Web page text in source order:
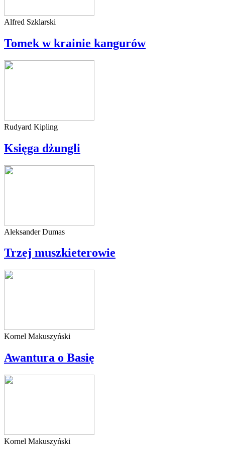
Alfred Szklarski
Tomek w krainie kangurów
Rudyard Kipling
Księga dżungli
Aleksander Dumas
Trzej muszkieterowie
Kornel Makuszyński
Awantura o Basię
Kornel Makuszyński